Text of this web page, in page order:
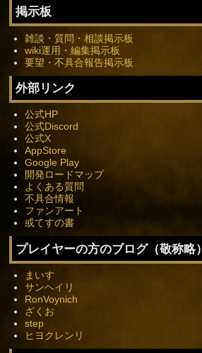
掲示板
雑談・質問・相談掲示板
wiki運用・編集掲示板
要望・不具合報告掲示板
外部リンク
公式HP
公式Discord
公式X
AppStore
Google Play
開発ロードマップ
よくある質問
不具合情報
ファンアート
或てすの書
プレイヤーの方のブログ（敬称略）
まいす
サンヘイリ
RonVoynich
ざくお
step
ヒヨクレンリ